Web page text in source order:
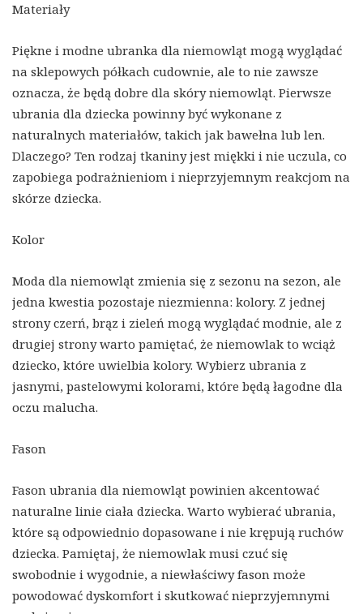
Materiały
Piękne i modne ubranka dla niemowląt mogą wyglądać
na sklepowych półkach cudownie, ale to nie zawsze
oznacza, że będą dobre dla skóry niemowląt. Pierwsze
ubrania dla dziecka powinny być wykonane z
naturalnych materiałów, takich jak bawełna lub len.
Dlaczego? Ten rodzaj tkaniny jest miękki i nie uczula, co
zapobiega podrażnieniom i nieprzyjemnym reakcjom na
skórze dziecka.
Kolor
Moda dla niemowląt zmienia się z sezonu na sezon, ale
jedna kwestia pozostaje niezmienna: kolory. Z jednej
strony czerń, brąz i zieleń mogą wyglądać modnie, ale z
drugiej strony warto pamiętać, że niemowlak to wciąż
dziecko, które uwielbia kolory. Wybierz ubrania z
jasnymi, pastelowymi kolorami, które będą łagodne dla
oczu malucha.
Fason
Fason ubrania dla niemowląt powinien akcentować
naturalne linie ciała dziecka. Warto wybierać ubrania,
które są odpowiednio dopasowane i nie krępują ruchów
dziecka. Pamiętaj, że niemowlak musi czuć się
swobodnie i wygodnie, a niewłaściwy fason może
powodować dyskomfort i skutkować nieprzyjemnymi